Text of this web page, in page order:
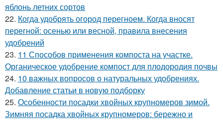
яблонь летних сортов
22. Когда удобрять огород перегноем. Когда вносят
перегной: осенью или весной, правила внесения
удобрений
23. 11 Способов применения компоста на участке.
Органическое удобрение компост для плодородия почвы
24. 10 важных вопросов о натуральных удобрениях.
Добавление статьи в новую подборку
25. Особенности посадки хвойных крупномеров зимой.
Зимняя посадка хвойных крупномеров: бережно и